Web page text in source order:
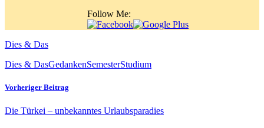
Follow Me:
Dies & Das
Dies & DasGedankenSemesterStudium
Vorheriger Beitrag
Die Türkei – unbekanntes Urlaubsparadies